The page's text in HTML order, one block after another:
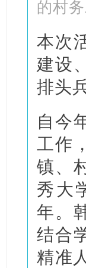
的村
本次
建设
排头
自今
工作
镇、
秀大
年。
结合
精准